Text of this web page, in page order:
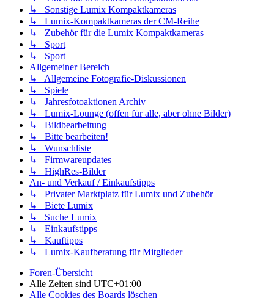
↳ Sonstige Lumix Kompaktkameras
↳ Lumix-Kompaktkameras der CM-Reihe
↳ Zubehör für die Lumix Kompaktkameras
↳ Sport
↳ Sport
Allgemeiner Bereich
↳ Allgemeine Fotografie-Diskussionen
↳ Spiele
↳ Jahresfotoaktionen Archiv
↳ Lumix-Lounge (offen für alle, aber ohne Bilder)
↳ Bildbearbeitung
↳ Bitte bearbeiten!
↳ Wunschliste
↳ Firmwareupdates
↳ HighRes-Bilder
An- und Verkauf / Einkaufstipps
↳ Privater Marktplatz für Lumix und Zubehör
↳ Biete Lumix
↳ Suche Lumix
↳ Einkaufstipps
↳ Kauftipps
↳ Lumix-Kaufberatung für Mitglieder
Foren-Übersicht
Alle Zeiten sind UTC+01:00
Alle Cookies des Boards löschen